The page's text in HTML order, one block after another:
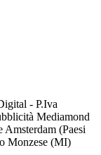
- P.Iva
Mediamond
(Paesi
Monzese (MI)